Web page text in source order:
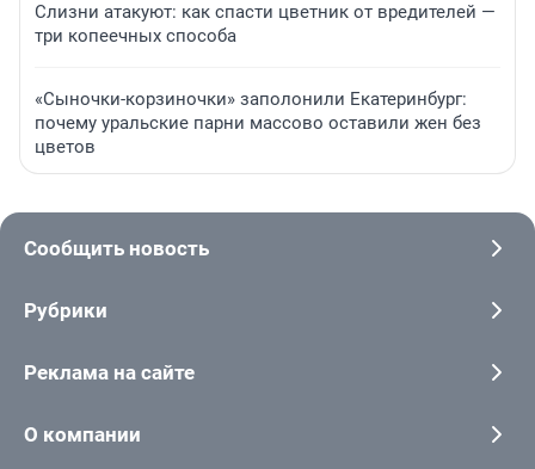
Слизни атакуют: как спасти цветник от вредителей —
три копеечных способа
«Сыночки-корзиночки» заполонили Екатеринбург:
почему уральские парни массово оставили жен без
цветов
Сообщить новость
Рубрики
Реклама на сайте
О компании